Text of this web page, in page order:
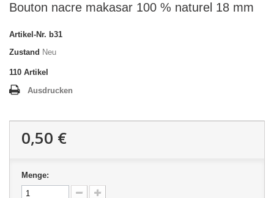
Bouton nacre makasar 100 % naturel 18 mm
Artikel-Nr. b31
Zustand Neu
110 Artikel
Ausdrucken
0,50 €
Menge: